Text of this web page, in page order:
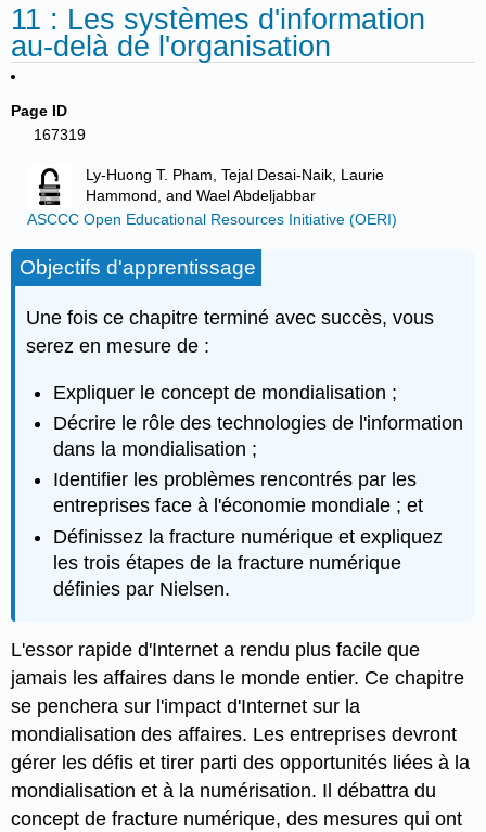
11 : Les systèmes d'information
au-delà de l'organisation
Page ID
167319
Ly-Huong T. Pham, Tejal Desai-Naik, Laurie
Hammond, and Wael Abdeljabbar
ASCCC Open Educational Resources Initiative (OERI)
Objectifs d'apprentissage
Une fois ce chapitre terminé avec succès, vous
serez en mesure de :
Expliquer le concept de mondialisation ;
Décrire le rôle des technologies de l'information
dans la mondialisation ;
Identifier les problèmes rencontrés par les
entreprises face à l'économie mondiale ; et
Définissez la fracture numérique et expliquez
les trois étapes de la fracture numérique
définies par Nielsen.
L'essor rapide d'Internet a rendu plus facile que
jamais les affaires dans le monde entier. Ce chapitre
se penchera sur l'impact d'Internet sur la
mondialisation des affaires. Les entreprises devront
gérer les défis et tirer parti des opportunités liées à la
mondialisation et à la numérisation. Il débattra du
concept de fracture numérique, des mesures qui ont